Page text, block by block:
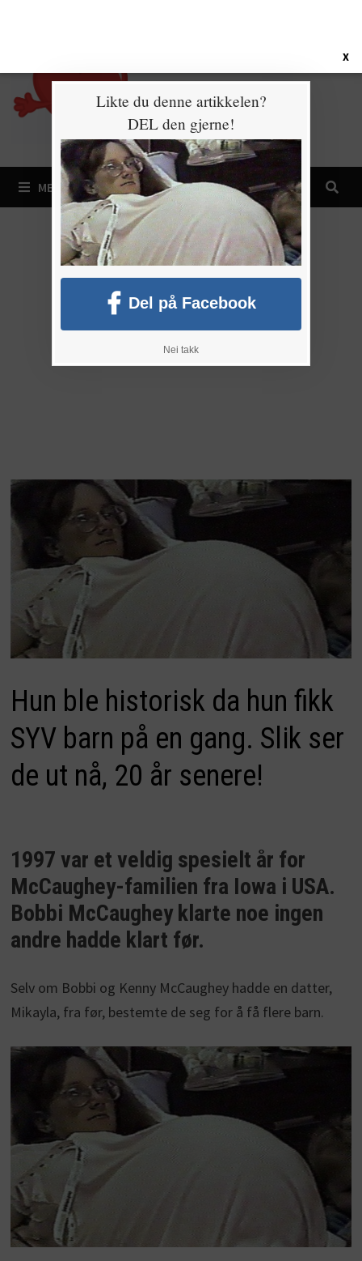
MENY
Hun ble historisk da hun fikk
SYV barn på en gang. Slik ser
de ut nå, 20 år senere!
1997 var et veldig spesielt år for
McCaughey-familien fra Iowa i USA.
Bobbi McCaughey klarte noe ingen
andre hadde klart før.
Selv om Bobbi og Kenny McCaughey hadde en datter,
Mikayla, fra før, bestemte de seg for å få flere barn.
X
Likte du denne artikkelen?
DEL den gjerne!
Del på Facebook
Nei takk